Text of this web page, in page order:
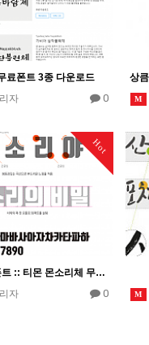
료폰트 3종 다운로드
자 0 M
Hot
추천 이쁜폰트 :: 티몬 몬소리체 무료폰트
자 0 M